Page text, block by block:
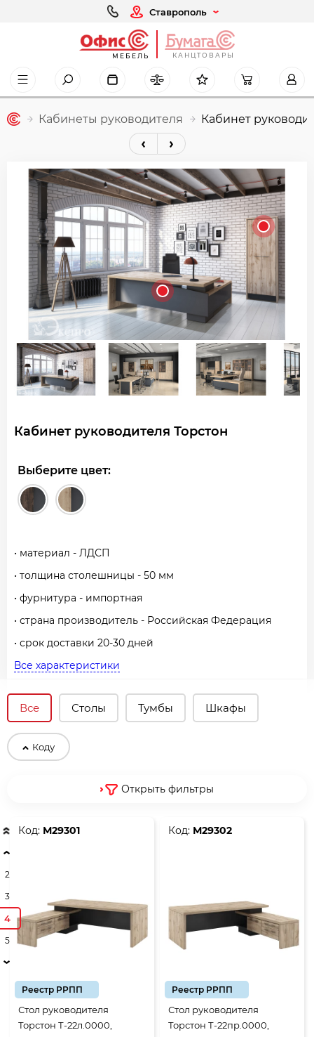
Ставрополь
МЕБЕЛЬ КАНЦТОВАРЫ
Кабинеты руководителя Кабинет
Кабинет руководителя Торстон
Выберите цвет:
• материал - ЛДСП
• толщина столешницы - 50 мм
• фурнитура - импортная
• страна производитель - Российская Федерация
• срок доставки 20-30 дней
Все характеристики
2
3
4
5
Все Столы Тумбы Шкафы
Коду
Открыть фильтры
Код: М29301
Реестр РРПП
Стол руководителя
Торстон Т-22л.0000,
Код: М29302
Реестр РРПП
Стол руководителя
Торстон Т-22пр.0000,